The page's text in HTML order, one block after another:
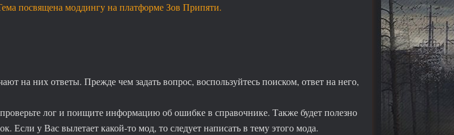
посвящена моддингу на платформе Зов Припяти.
на них ответы. Прежде чем задать вопрос, воспользуйтесь поиском, ответ на него,
лог и поищите информацию об ошибке в справочнике. Также будет полезно
Если у Вас вылетает какой-то мод, то следует написать в тему этого мода.